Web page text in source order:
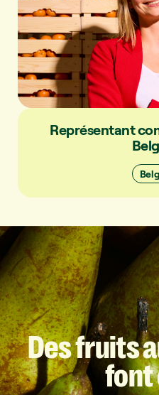
Représentant
Desfruits
font